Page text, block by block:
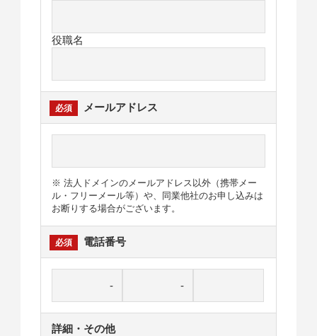
役職名
メールアドレス
※ 法人ドメインのメールアドレス以外（携帯メー
ル・フリーメール等）や、同業他社のお申し込みは
お断りする場合がございます。
電話番号
詳細・その他